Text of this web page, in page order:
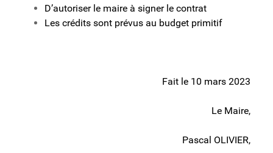
D’autoriser le maire à signer le contrat
Les crédits sont prévus au budget primitif
Fait le 10 mars 2023
Le Maire,
Pascal OLIVIER,